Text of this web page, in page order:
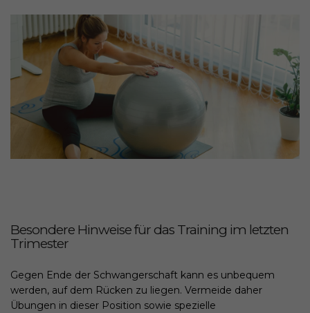
Besondere Hinweise für das Training im letzten
Trimester
Gegen Ende der Schwangerschaft kann es unbequem
werden, auf dem Rücken zu liegen. Vermeide daher
Übungen in dieser Position sowie spezielle